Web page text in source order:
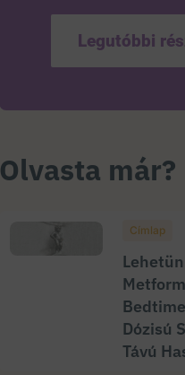
Legutóbbi
Olvasta már?
Címlap
Dózisú
Távú